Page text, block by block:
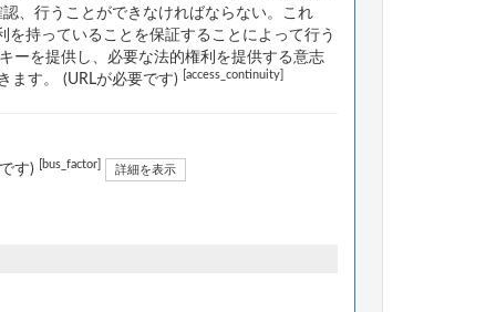
、行うことができなければならない。これ
持っていることを保証することによって行う
ーを提供し、必要な法的権利を提供する意志
ます。 (URLが必要です)
[access_continuity]
す) [bus_factor] 詳細を表示